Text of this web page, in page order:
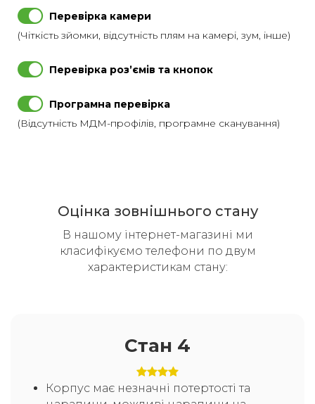
Перевірка камери
(Чіткість зйомки, відсутність плям на камері, зум, інше)
Перевірка розʼємів та кнопок
Програмна перевірка
(Відсутність МДМ-профілів, програмне сканування)
Оцінка зовнішнього стану
В нашому інтернет-магазині ми
класифікуємо телефони по двум
характеристикам стану:
Стан 4
Корпус має незначні потертості та